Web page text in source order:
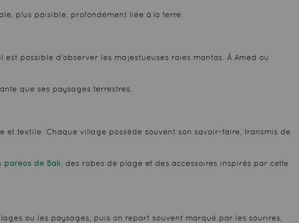
plus paisible, profondément liée à la terre.
possible d’observer les majestueuses raies mantas. À Amed ou
que ses paysages terrestres.
textile. Chaque village possède souvent son savoir-faire, transmis de
paréos de Bali, des robes de plage et des accessoires inspirés par cette
ou les paysages, puis on repart souvent marqué par les sourires,